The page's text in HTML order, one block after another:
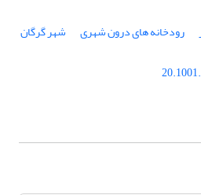
رودخانه های درون شهری شهر گرگان